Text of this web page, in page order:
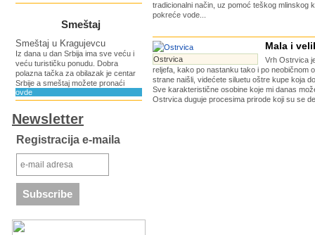
Smeštaj
Smeštaj u Kragujevcu
Iz dana u dan Srbija ima sve veću i
veću turističku ponudu. Dobra
polazna tačka za obilazak je centar
Srbije a smeštaj možete pronaći
ovde
Newsletter
Registracija e-maila
tradicionalni način, uz pomoć teškog mlinskog
pokreće vode...
Ostrvica
Mala i
Vrh Ostrvica
reljefa, kako po nastanku tako i po neobičnom
strane naišli, videćete siluetu oštre kupe koja
Sve karakteristične osobine koje mi danas
Ostrvica duguje procesima prirode koji su se